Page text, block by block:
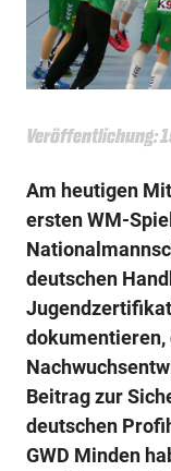
Veröffentlichung:
Am heutigen
ersten WM-
deutschen
Beitrag zur
deutschen
GWD Minden